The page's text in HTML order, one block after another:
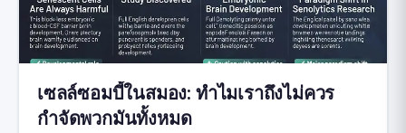
เซลล์ซอมบี้ในสมอง: ทำไมเราถึงไม่ควร
กำจัดพวกมันทั้งหมด